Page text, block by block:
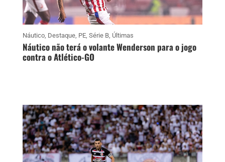
Náutico, Destaque, PE, Série B, Últimas
Náutico não terá o volante Wenderson para o jogo
contra o Atlético-GO